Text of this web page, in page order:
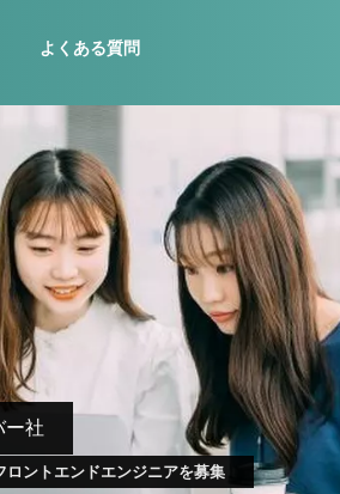
よくある質問
ー社
ロントエンドエンジニアを募集